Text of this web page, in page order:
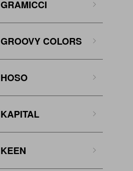
GRAMICCI
GROOVY COLORS
HOSO
KAPITAL
KEEN